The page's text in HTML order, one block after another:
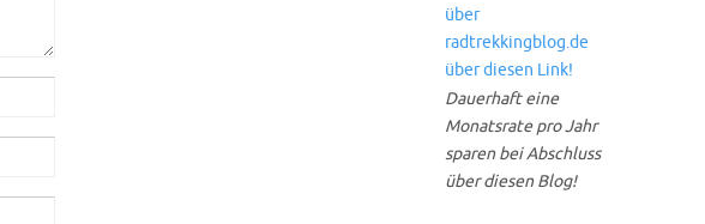
Dauerhaft eine
Monatsrate pro Jahr
sparen bei Abschluss
über diesen Blog!